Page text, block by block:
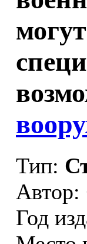
Тип:
Автор:
Год